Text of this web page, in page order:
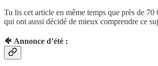
Tu lis cet article en même temps que près de 70
qui ont aussi décidé de mieux comprendre ce
🐠 Annonce d’été :